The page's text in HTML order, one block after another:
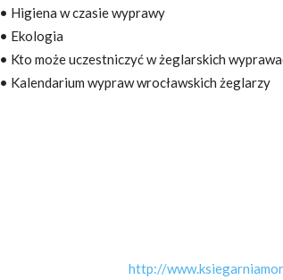
• Higiena w czasie wyprawy
• Ekologia
• Kto może uczestniczyć w żeglarskich
• Kalendarium wypraw wrocławskich żeglarzy
http://